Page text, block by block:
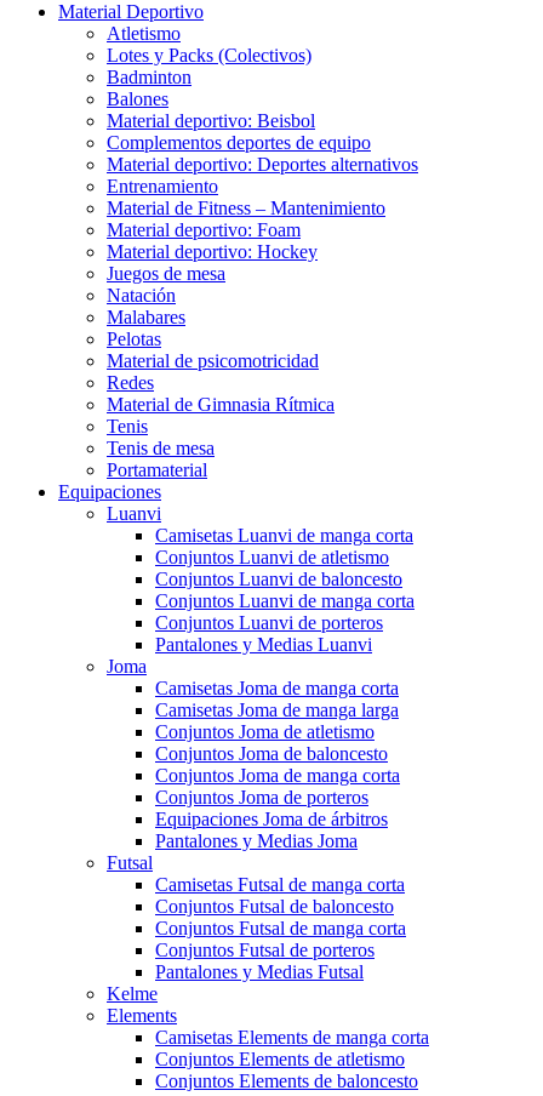
Material Deportivo
Atletismo
Lotes y Packs (Colectivos)
Badminton
Balones
Material deportivo: Beisbol
Complementos deportes de equipo
Material deportivo: Deportes alternativos
Entrenamiento
Material de Fitness – Mantenimiento
Material deportivo: Foam
Material deportivo: Hockey
Juegos de mesa
Natación
Malabares
Pelotas
Material de psicomotricidad
Redes
Material de Gimnasia Rítmica
Tenis
Tenis de mesa
Portamaterial
Equipaciones
Luanvi
Camisetas Luanvi de manga corta
Conjuntos Luanvi de atletismo
Conjuntos Luanvi de baloncesto
Conjuntos Luanvi de manga corta
Conjuntos Luanvi de porteros
Pantalones y Medias Luanvi
Joma
Camisetas Joma de manga corta
Camisetas Joma de manga larga
Conjuntos Joma de atletismo
Conjuntos Joma de baloncesto
Conjuntos Joma de manga corta
Conjuntos Joma de porteros
Equipaciones Joma de árbitros
Pantalones y Medias Joma
Futsal
Camisetas Futsal de manga corta
Conjuntos Futsal de baloncesto
Conjuntos Futsal de manga corta
Conjuntos Futsal de porteros
Pantalones y Medias Futsal
Kelme
Elements
Camisetas Elements de manga corta
Conjuntos Elements de atletismo
Conjuntos Elements de baloncesto